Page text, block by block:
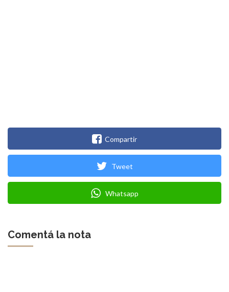
Compartir
Tweet
Whatsapp
Comentá la nota